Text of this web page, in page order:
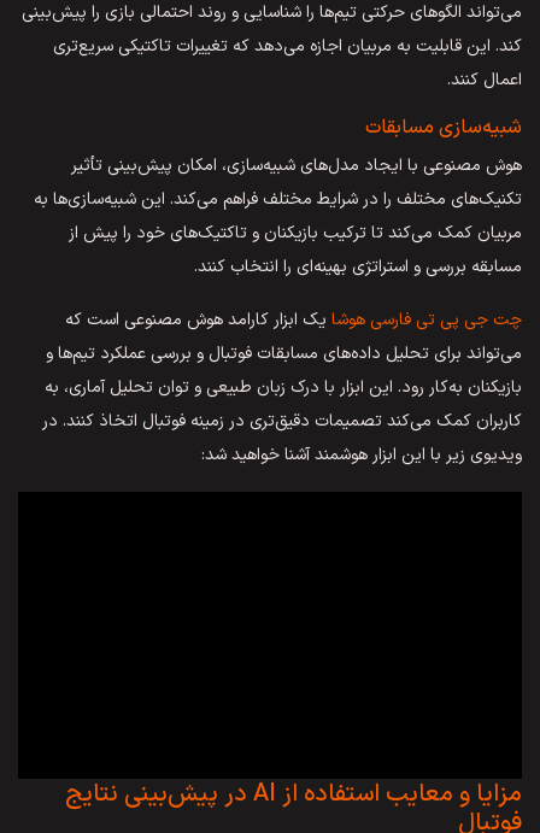
می‌تواند الگوهای حرکتی تیم‌ها را شناسایی و روند احتمالی بازی را پیش‌بینی
کند. این قابلیت به مربیان اجازه می‌دهد که تغییرات تاکتیکی سریع‌تری
اعمال کنند.
شبیه‌سازی مسابقات
هوش مصنوعی با ایجاد مدل‌های شبیه‌سازی، امکان پیش‌بینی تأثیر
تکنیک‌های مختلف را در شرایط مختلف فراهم می‌کند. این شبیه‌سازی‌ها به
مربیان کمک می‌کند تا ترکیب بازیکنان و تاکتیک‌های خود را پیش از
مسابقه بررسی و استراتژی بهینه‌ای را انتخاب کنند.
چت جی پی تی فارسی هوشا یک ابزار کارامد هوش مصنوعی است که
می‌تواند برای تحلیل داده‌های مسابقات فوتبال و بررسی عملکرد تیم‌ها و
بازیکنان به‌کار رود. این ابزار با درک زبان طبیعی و توان تحلیل آماری، به
کاربران کمک می‌کند تصمیمات دقیق‌تری در زمینه فوتبال اتخاذ کنند. در
ویدیوی زیر با این ابزار هوشمند آشنا خواهید شد:
مزایا و معایب استفاده از AI در پیش‌بینی نتایج
فوتبال